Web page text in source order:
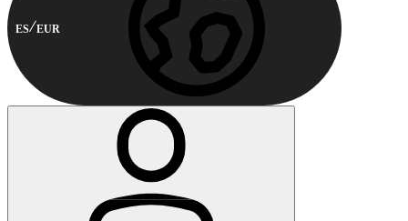
ES EUR